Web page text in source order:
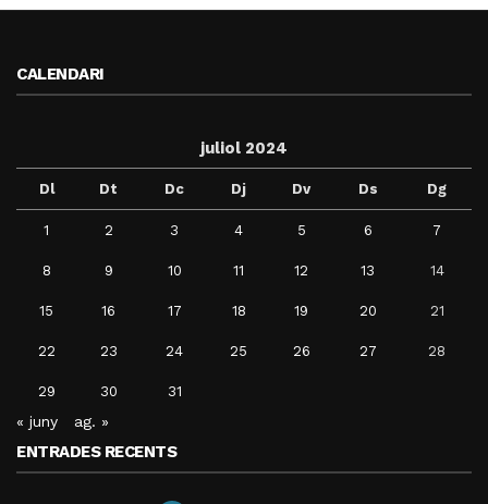
CALENDARI
juliol 2024
Dl Dt Dc Dj Dv Ds Dg
1 2 3 4 5 6 7
8 9 10 11 12 13 14
15 16 17 18 19 20 21
22 23 24 25 26 27 28
29 30 31
« juny ag. »
ENTRADES RECENTS